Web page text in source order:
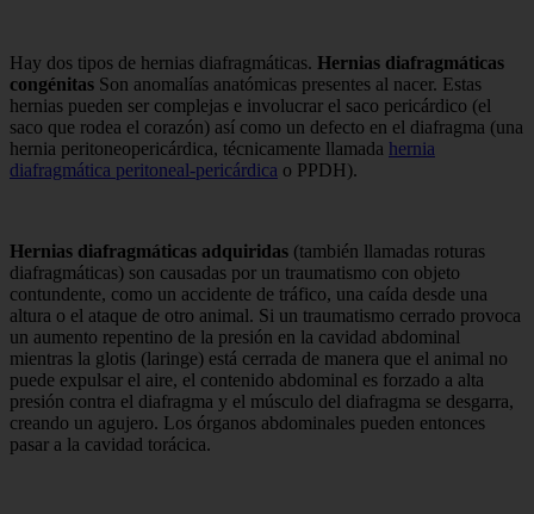
Hay dos tipos de hernias diafragmáticas. Hernias diafragmáticas
congénitas Son anomalías anatómicas presentes al nacer. Estas
hernias pueden ser complejas e involucrar el saco pericárdico (el
saco que rodea el corazón) así como un defecto en el diafragma (una
hernia peritoneopericárdica, técnicamente llamada hernia
diafragmática peritoneal-pericárdica o PPDH).
Hernias diafragmáticas adquiridas (también llamadas roturas
diafragmáticas) son causadas por un traumatismo con objeto
contundente, como un accidente de tráfico, una caída desde una
altura o el ataque de otro animal. Si un traumatismo cerrado provoca
un aumento repentino de la presión en la cavidad abdominal
mientras la glotis (laringe) está cerrada de manera que el animal no
puede expulsar el aire, el contenido abdominal es forzado a alta
presión contra el diafragma y el músculo del diafragma se desgarra,
creando un agujero. Los órganos abdominales pueden entonces
pasar a la cavidad torácica.